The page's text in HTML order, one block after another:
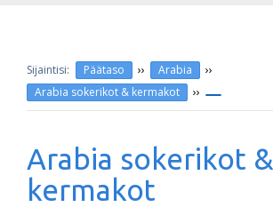
Päätaso ›› Arabia ››
Arabia sokerikot & kermakot ››
Arabia sokerikot &
kermakot